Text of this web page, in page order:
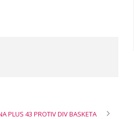
PLUS 43 PROTIV DIV BASKETA